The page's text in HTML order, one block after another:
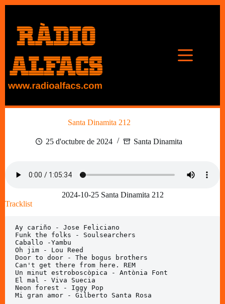
contingut
Santa Dinamita 212
25 d'octubre de 2024 Santa Dinamita
2024-10-25 Santa Dinamita 212
Tracklist
Ay cariño - Jose Feliciano
Funk the folks - Soulsearchers
Caballo -Yambu
Oh jim - Lou Reed
Door to door - The bogus brothers
Can't get there from here. REM
Un minut estroboscòpica - Antònia Font
El mal - Viva Suecia
Neon forest - Iggy Pop
Mi gran amor - Gilberto Santa Rosa